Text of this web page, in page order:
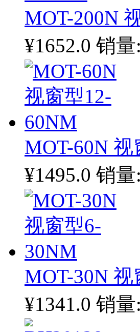
MOT-200N
¥1652.0 销量
MOT-60N
¥1495.0 销量
MOT-30N
¥1341.0 销量